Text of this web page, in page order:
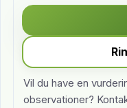
Vil du have en
observationer?